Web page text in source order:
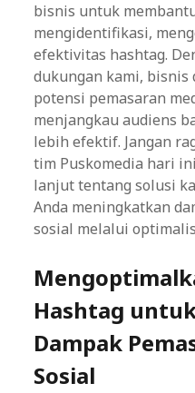
bisnis untuk
mengidentifikasi,
efektivitas hashtag.
dukungan kami, bisnis
potensi pemasaran
menjangkau audiens
lebih efektif. Jangan
tim Puskomedia hari
lanjut tentang solusi
Anda meningkatkan
sosial melalui
Hashtag
Dampak
Sosial